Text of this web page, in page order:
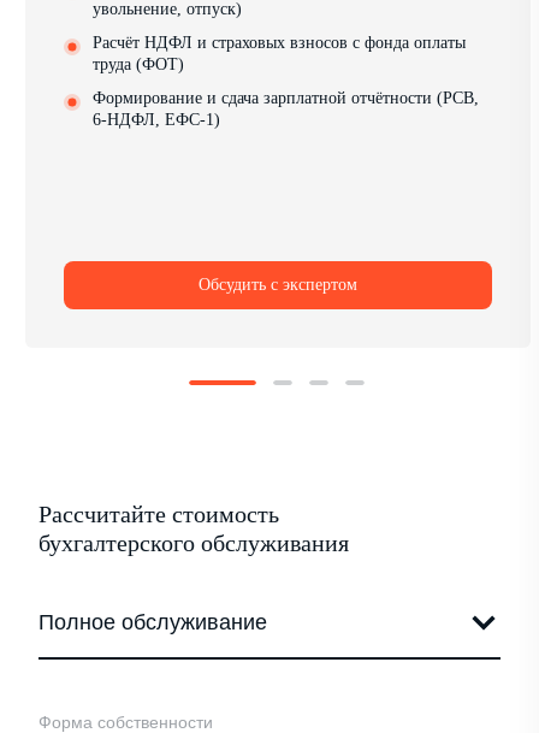
увольнение, отпуск)
Расчёт НДФЛ и страховых взносов с фонда оплаты
труда (ФОТ)
Формирование и сдача зарплатной отчётности (РСВ,
6-НДФЛ, ЕФС-1)
Обсудить с экспертом
Рассчитайте стоимость
бухгалтерского обслуживания
Форма собственности